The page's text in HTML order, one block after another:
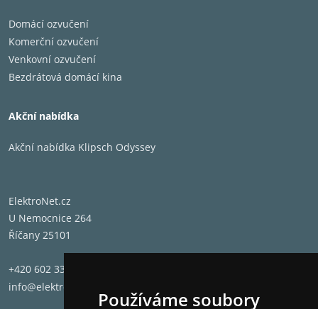
Používáme soubory
Domácí ozvučení
Komerční ozvučení
Venkovní ozvučení
Bezdrátová domácí kina
Akční nabídka
Akční nabídka Klipsch Odyssey
ElektroNet.cz
U Nemocnice 264
Říčany 25101
+420 602 331 662
info@elektronet.cz